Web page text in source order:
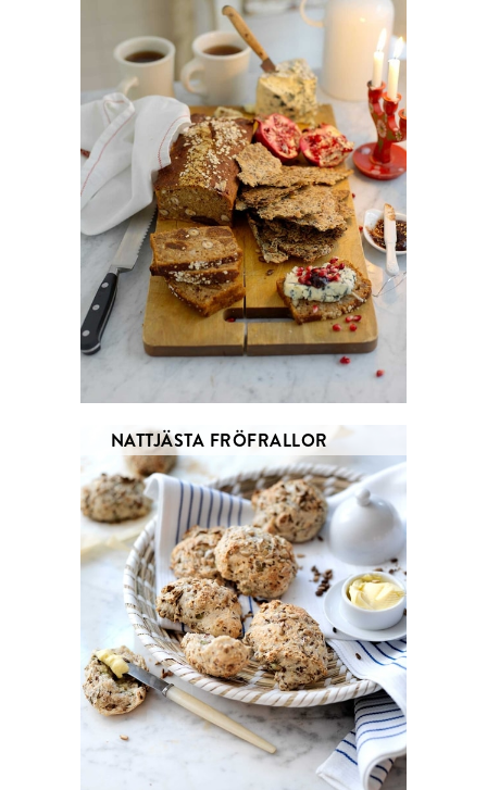
NATTJÄSTA FRÖFRALLOR